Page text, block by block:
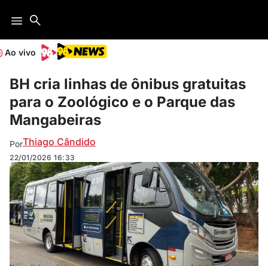
Ao vivo
BH cria linhas de ônibus gratuitas
para o Zoológico e o Parque das
Mangabeiras
PorThiago Cândido
22/01/2026 16:33